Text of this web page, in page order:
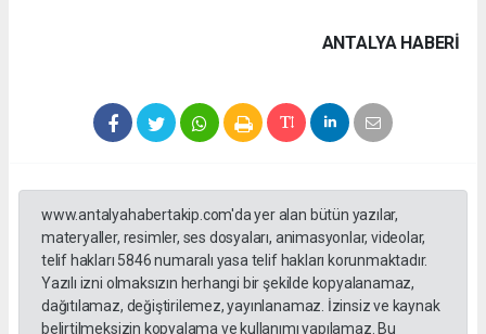
ANTALYA HABERİ
www.antalyahabertakip.com'da yer alan bütün yazılar,
materyaller, resimler, ses dosyaları, animasyonlar, videolar,
telif hakları 5846 numaralı yasa telif hakları korunmaktadır.
Yazılı izni olmaksızın herhangi bir şekilde kopyalanamaz,
dağıtılamaz, değiştirilemez, yayınlanamaz. İzinsiz ve kaynak
belirtilmeksizin kopyalama ve kullanımı yapılamaz. Bu